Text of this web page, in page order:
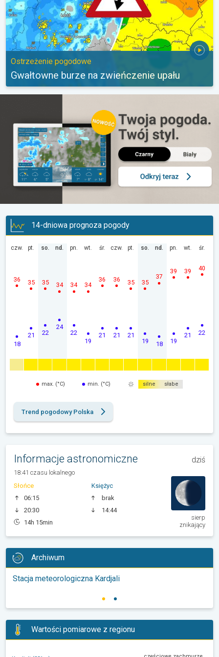
Ostrzeżenie pogodowe
Gwałtowne burze na zwieńczenie upału
14-dniowa prognoza pogody
czw.
18
36
pt.
21
35
so.
22
35
nd.
24
34
pn.
22
34
wt.
19
34
śr.
21
36
czw.
21
36
pt.
21
35
so.
19
35
nd.
18
37
pn.
19
39
wt.
21
39
śr.
22
40
max. (°C) min. (°C) silne słabe
Trend pogodowy Polska
Informacje astronomiczne dziś
18:41 czasu lokalnego
Słońce
06:15
20:30
14h 15min
Księżyc
brak
14:44
sierp
znikający
Archiwum
Stacja meteorologiczna Kardjali
Wartości pomiarowe z regionu